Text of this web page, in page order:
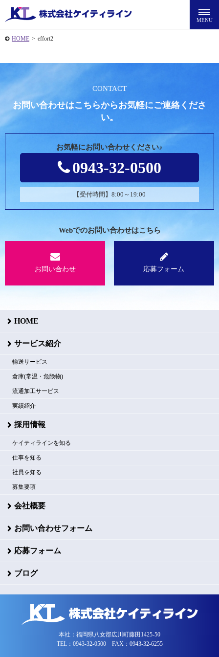
HOME > effort2
CONTACT
お問い合わせはこちらからお気軽にご連絡くださ
い。
お気軽にお問い合わせください♪
0943-32-0500
【受付時間】8:00～19:00
Webでのお問い合わせはこちら
お問い合わせ 応募フォーム
HOME
サービス紹介
輸送サービス
倉庫(常温・危険物)
流通加工サービス
実績紹介
採用情報
ケイティラインを知る
仕事を知る
社員を知る
募集要項
会社概要
お問い合わせフォーム
応募フォーム
ブログ
本社：福岡県八女郡広川町藤田1425-50
TEL：0943-32-0500 FAX：0943-32-6255